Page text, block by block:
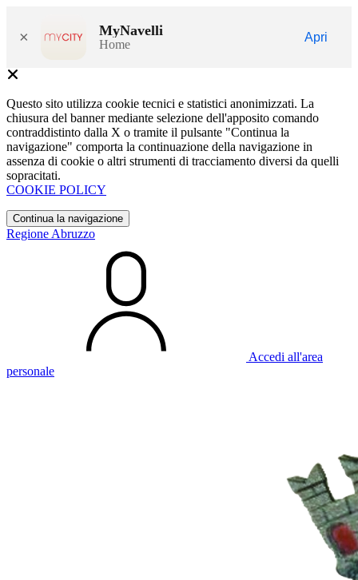
× MyNavelli
Home
Apri
Questo sito utilizza cookie tecnici e statistici anonimizzati. La
chiusura del banner mediante selezione dell'apposito comando
contraddistinto dalla X o tramite il pulsante "Continua la
navigazione" comporta la continuazione della navigazione in
assenza di cookie o altri strumenti di tracciamento diversi da quelli
sopracitati.
COOKIE POLICY
Continua la navigazione
Regione Abruzzo
Accedi all'area
personale